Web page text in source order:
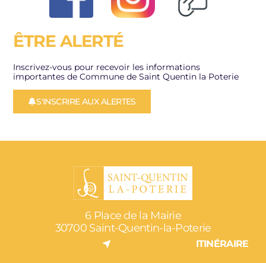
ÊTRE ALERTÉ
Inscrivez-vous pour recevoir les informations
importantes de Commune de Saint Quentin la Poterie
S'INSCRIRE AUX ALERTES
6 Place de la Mairie
30700 Saint-Quentin-la-Poterie
ITINÉRAIRE